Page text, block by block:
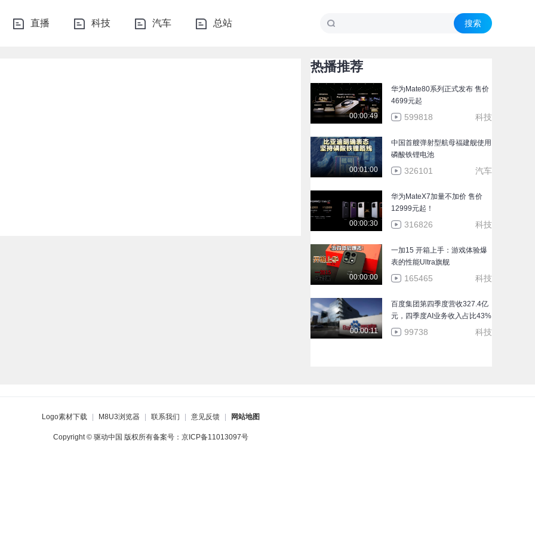
直播 科技 汽车 总站
热播推荐
00:00:49
华为Mate80系列正式发布 售价
4699元起
599818 科技
00:01:00
中国首艘弹射型航母福建舰使用
磷酸铁锂电池
326101 汽车
00:00:30
华为MateX7加量不加价 售价
12999元起！
316826 科技
00:00:00
一加15 开箱上手：游戏体验爆
表的性能Ultra旗舰
165465 科技
00:00:11
百度集团第四季度营收327.4亿
元，四季度AI业务收入占比43%
99738 科技
Logo素材下载 M8U3浏览器 联系我们 意见反馈 网站地图
Copyright © 驱动中国 版权所有备案号： 京ICP备11013097号